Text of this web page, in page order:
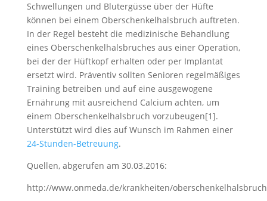
Schwellungen und Blutergüsse über der Hüfte
können bei einem Oberschenkelhalsbruch auftreten.
In der Regel besteht die medizinische Behandlung
eines Oberschenkelhalsbruches aus einer Operation,
bei der der Hüftkopf erhalten oder per Implantat
ersetzt wird. Präventiv sollten Senioren regelmäßiges
Training betreiben und auf eine ausgewogene
Ernährung mit ausreichend Calcium achten, um
einem Oberschenkelhalsbruch vorzubeugen[1].
Unterstützt wird dies auf Wunsch im Rahmen einer
24-Stunden-Betreuung.
Quellen, abgerufen am 30.03.2016:
http://www.onmeda.de/krankheiten/